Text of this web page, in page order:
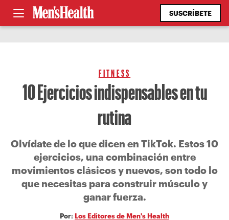
SUSCRÍBETE
FITNESS
10 Ejercicios indispensables en tu
rutina
Olvídate de lo que dicen en TikTok. Estos 10
ejercicios, una combinación entre
movimientos clásicos y nuevos, son todo lo
que necesitas para construir músculo y
ganar fuerza.
Por: Los Editores de Men's Health